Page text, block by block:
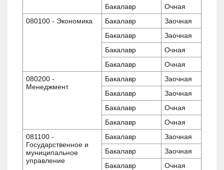
Бакалавр
Очная
080100 - Экономика
Бакалавр
Заочная
Бакалавр
Заочная
Бакалавр
Очная
Бакалавр
Очная
080200 -
Менеджмент
Бакалавр
Заочная
Бакалавр
Заочная
Бакалавр
Очная
Бакалавр
Очная
081100 -
Государственное и
муниципальное
управление
Бакалавр
Заочная
Бакалавр
Заочная
Бакалавр
Очная